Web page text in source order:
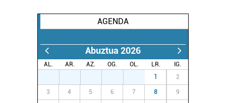
AGENDA
Abuztua 2026
AL. AR. AZ. OG. OL. LR.
IG.
1 2
3 4 5 6 7 8 9